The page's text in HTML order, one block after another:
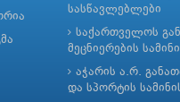
სასწავლებლები
საქართველოს
მეცნიერების
აჭარის ა.რ.
და სპორტის